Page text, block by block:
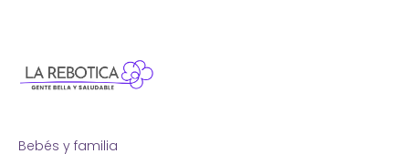
Bebés y familia